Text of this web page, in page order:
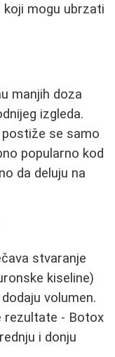
mogu ubrzati
manjih doza
izgleda.
se samo
popularno kod
da deluju na
stvaranje
kiseline)
volumen.
rezultate - Botox
i donju